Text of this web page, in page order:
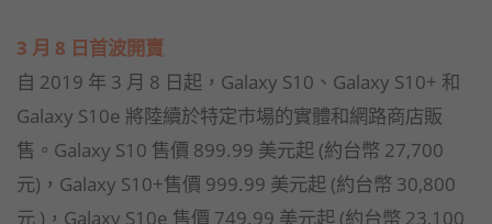
3 月 8 日首波開賣
自 2019 年 3 月 8 日起，Galaxy S10、Galaxy S10+ 和
Galaxy S10e 將陸續於特定市場的實體和網路商店販
售。Galaxy S10 售價 899.99 美元起 (約台幣 27,700
元)，Galaxy S10+售價 999.99 美元起 (約台幣 30,800
元 )，Galaxy S10e 售價 749.99 美元起 (約台幣 23,100